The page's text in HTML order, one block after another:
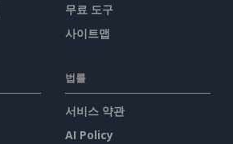
무료 도구
사이트맵
법률
서비스 약관
AI Policy